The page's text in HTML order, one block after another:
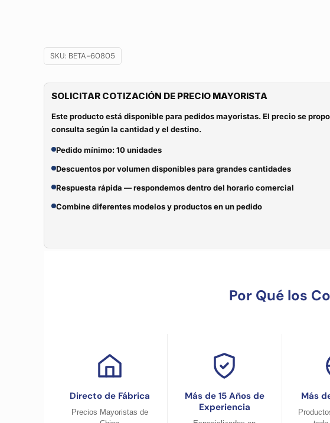
SKU: BETA-60805
SOLICITAR COTIZACIÓN DE PRECIO MAYORISTA
Este producto está disponible para pedidos mayoristas. El precio se
consulta según la cantidad y el destino.
Pedido mínimo: 10 unidades
Descuentos por volumen disponibles para grandes cantidades
Respuesta rápida — respondemos dentro del horario comercial
Combine diferentes modelos y productos en un pedido
Por Qué los
Directo de Fábrica
Precios Mayoristas de
Más de 15 Años de
Experiencia
Más